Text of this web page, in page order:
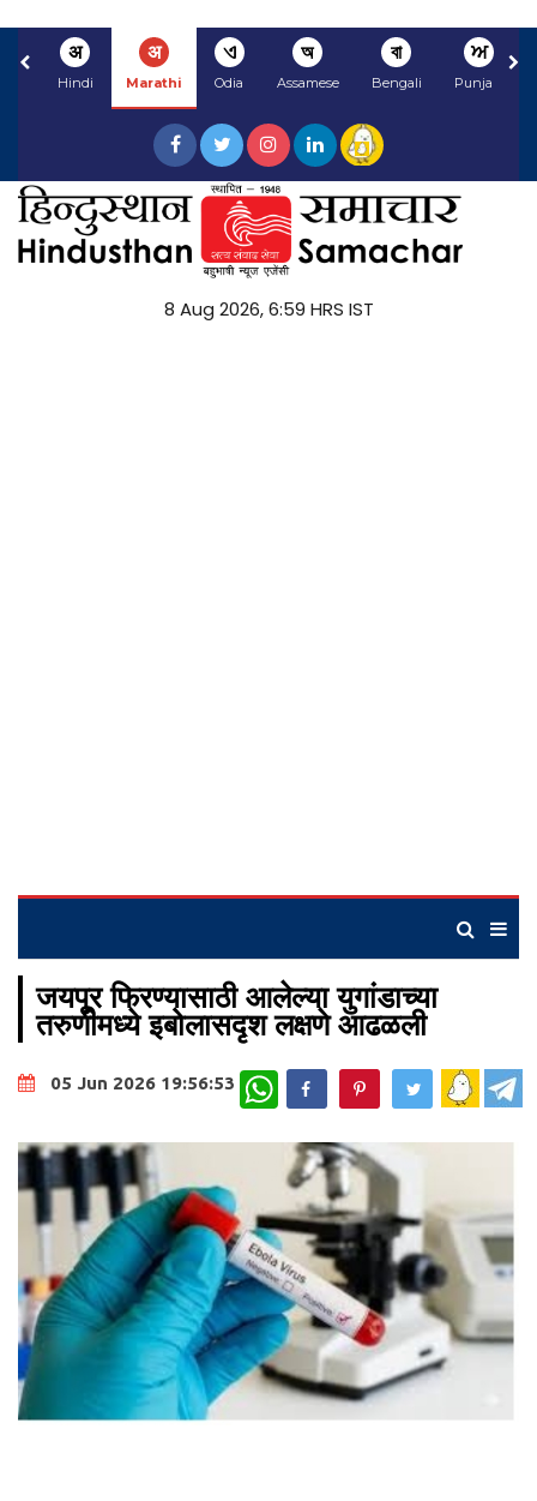
अ
Hindi
अ
Marathi
ଏ
Odia
অ
Assamese
বা
Bengali
ਅ
Punjabi
8 Aug 2026, 6:59 HRS IST
जयपूर फिरण्यासाठी आलेल्या युगांडाच्या
तरुणीमध्ये इबोलासदृश लक्षणे आढळली
05 Jun 2026 19:56:53 WhatsApp